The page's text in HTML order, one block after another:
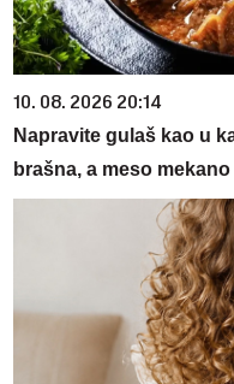
10. 08. 2026 20:14
Napravite gulaš kao u
brašna, a meso